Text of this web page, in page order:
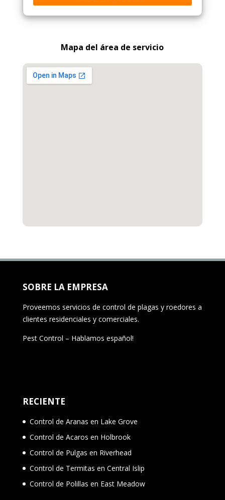
Mapa del área de servicio
SOBRE LA EMPRESA
Proveemos servicios de control de plagas y roedores a
clientes residenciales y comerciales.
Pest Control – Hablamos español!
RECIENTE
Control de Aranas en Lake Grove
Control de Acaros en Holbrook
Control de Pulgas en Riverhead
Control de Termitas en Central Islip
Control de Polillas en East Meadow